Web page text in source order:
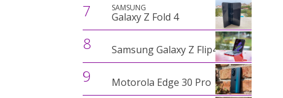
7 SAMSUNG
Galaxy Z Fold 4
8 Samsung Galaxy Z Flip4
9 Motorola Edge 30 Pro